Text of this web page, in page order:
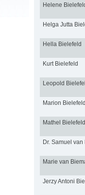
Helene
Helga Jutta
Hella Bielefeld
Kurt Bielefeld
Leopold
Marion Bielefeld
Mathel Bielefeld
Dr. Samuel van
Marie van
Jerzy Antoni